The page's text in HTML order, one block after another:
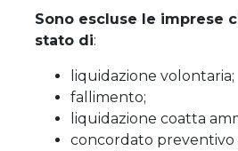
Sono escluse le imprese
stato di:
liquidazione volontaria;
fallimento;
liquidazione coatta
concordato preventivo